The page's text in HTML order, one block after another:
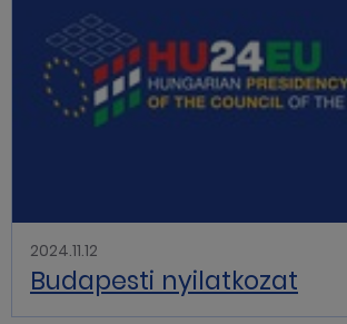
2024.11.12
Budapesti nyilatkozat